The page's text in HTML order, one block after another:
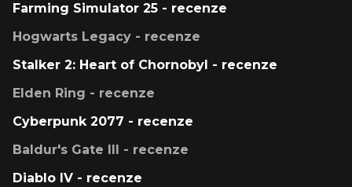
Farming Simulator 25 - recenze
Hogwarts Legacy - recenze
Stalker 2: Heart of Chornobyl - recenze
Elden Ring - recenze
Cyberpunk 2077 - recenze
Baldur's Gate III - recenze
Diablo IV - recenze